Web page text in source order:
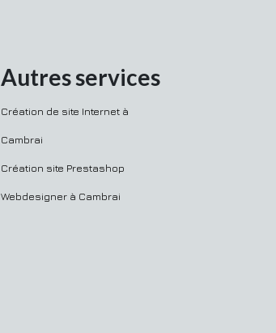
Autres services
Création de site Internet à
Cambrai
Création site Prestashop
Webdesigner à Cambrai